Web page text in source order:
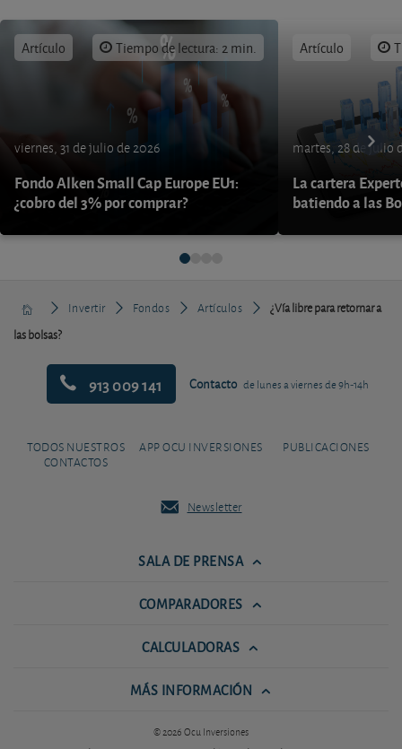
Artículo Tiempo de lectura: 2 min.
viernes, 31 de julio de 2026
Fondo Alken Small Cap Europe EU1:
¿cobro del 3% por comprar?
Artículo
martes, 28 de julio
La cartera
batiendo a las
Invertir Fondos Artículos
¿Vía libre para retornar a
las bolsas?
913 009 141 Contacto de lunes a viernes de 9h-14h
TODOS NUESTROS
CONTACTOS
APP OCU INVERSIONES PUBLICACIONES
Newsletter
SALA DE PRENSA
COMPARADORES
CALCULADORAS
MÁS INFORMACIÓN
© 2026 Ocu Inversiones